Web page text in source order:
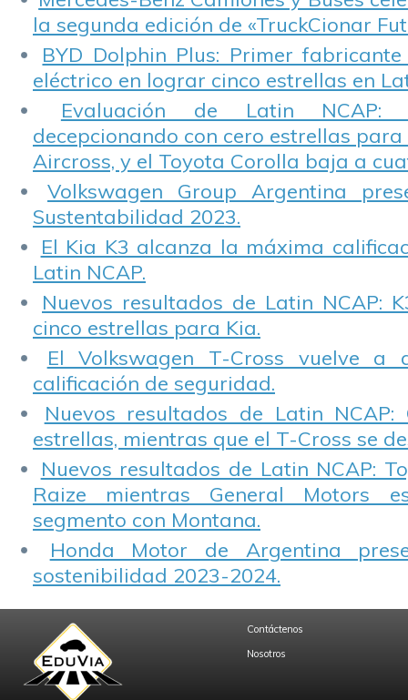
la segunda edición de «TruckCionar
BYD Dolphin Plus: Primer
eléctrico en lograr cinco estrellas en
Evaluación de Latin NCAP:
decepcionando con cero estrellas para
Aircross, y el Toyota Corolla baja a
Volkswagen Group Argentina
Sustentabilidad 2023.
El Kia K3 alcanza la máxima
Latin NCAP.
Nuevos resultados de Latin NCAP:
cinco estrellas para Kia.
El Volkswagen T-Cross vuelve a
calificación de seguridad.
Nuevos resultados de Latin NCAP:
estrellas, mientras que el T-Cross se
Nuevos resultados de Latin NCAP:
Raize mientras General Motors
segmento con Montana.
Honda Motor de Argentina
sostenibilidad 2023-2024.
Contáctenos
Nosotros